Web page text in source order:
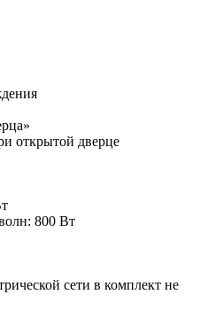
открытой дверце
800 Вт
сети в комплект не